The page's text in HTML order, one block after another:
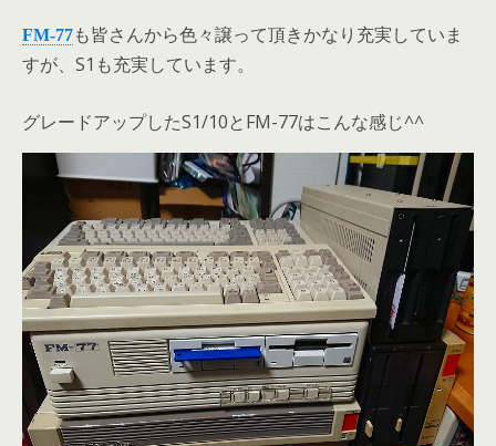
FM-77も皆さんから色々譲って頂きかなり充実していま
すが、S1も充実しています。
グレードアップしたS1/10とFM-77はこんな感じ^^